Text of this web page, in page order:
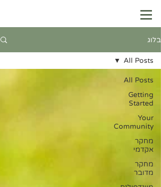
בלוג
All Posts
Getting
Started
Your
Community
מחקר
אקדמי
מחקר
מדובר
All Posts